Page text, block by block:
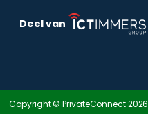
Deel van
Copyright © PrivateConnect2026